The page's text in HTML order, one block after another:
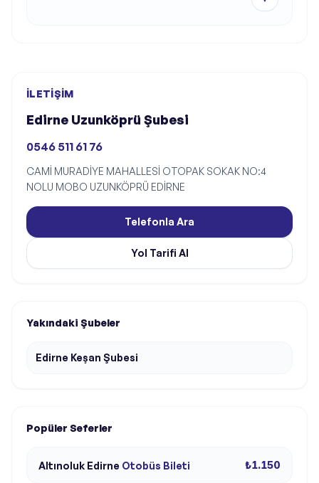
İLETIŞIM
Edirne Uzunköprü Şubesi
0546 511 61 76
CAMİ MURADİYE MAHALLESİ OTOPAK SOKAK NO:4
NOLU MOBO UZUNKÖPRÜ EDİRNE
Telefonla Ara
Yol Tarifi Al
Yakındaki Şubeler
Edirne Keşan Şubesi
Popüler Seferler
Altınoluk Edirne Otobüs Bileti ₺1.150